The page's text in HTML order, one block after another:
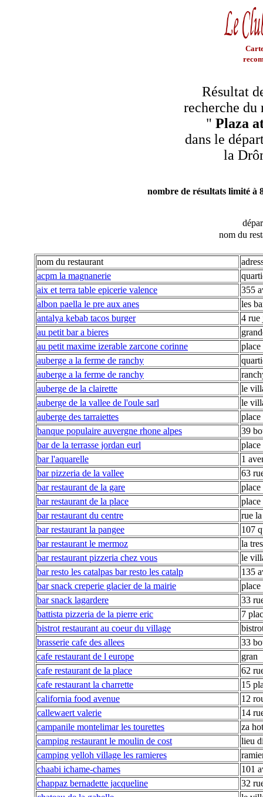
Résultat
recherche du
" Plaza
dans le
la
nombre de résultats limité à
nom du
nom du restaurant
acpm la magnanerie
aix et terra table epicerie valence
355
albon paella le pre aux anes
les
antalya kebab tacos burger
4 rue
au petit bar a bieres
au petit maxime izerable zarcone corinne
place
auberge a la ferme de ranchy
auberge a la ferme de ranchy
auberge de la clairette
le
auberge de la vallee de l'oule sarl
le
auberge des tarraiettes
place
banque populaire auvergne rhone alpes
39
bar de la terrasse jordan eurl
bar l'aquarelle
1
bar pizzeria de la vallee
63
bar restaurant de la gare
place
bar restaurant de la place
place
bar restaurant du centre
rue
bar restaurant la pangee
107
bar restaurant le mermoz
la
bar restaurant pizzeria chez vous
le
bar resto les catalpas bar resto les catalp
135
bar snack creperie glacier de la mairie
bar snack lagardere
33
battista pizzeria de la pierre eric
7
bistrot restaurant au coeur du village
brasserie cafe des allees
33
cafe restaurant de l europe
gran
cafe restaurant de la place
62
cafe restaurant la charrette
15
california food avenue
12
callewaert valerie
14
campanile montelimar les tourettes
za
camping restaurant le moulin de cost
lieu
camping yelloh village les ramieres
chaabi ichame-chames
101
chappaz bernadette jacqueline
32